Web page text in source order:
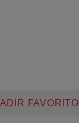
FAVORITO